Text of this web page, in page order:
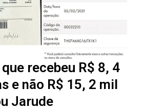
recebeu R$ 8, 4
e não R$ 15, 2 mil
Jarude